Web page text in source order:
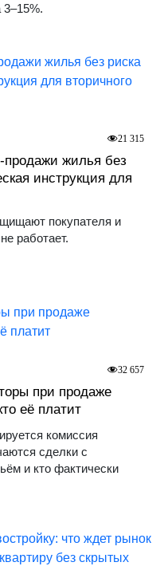
3–15%.
продажи жилья без
инструкция для
покупателя и
работает.
21 315
при продаже
её платит
комиссия
сделки с
и кто фактически
32 657